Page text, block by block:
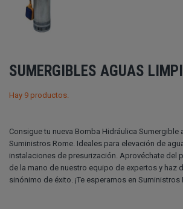
SUMERGIBLES AGUAS
Hay 9 productos.
Consigue tu nueva Bomba Hidráulica Sumergible
Suministros Rome. Ideales para elevación de
instalaciones de presurización. Aprovéchate del
de la mano de nuestro equipo de expertos y haz
sinónimo de éxito. ¡Te esperamos en Suministros